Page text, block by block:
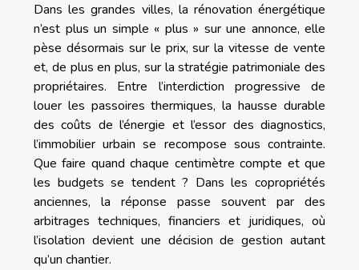
Dans les grandes villes, la rénovation énergétique
n’est plus un simple « plus » sur une annonce, elle
pèse désormais sur le prix, sur la vitesse de vente
et, de plus en plus, sur la stratégie patrimoniale des
propriétaires. Entre l’interdiction progressive de
louer les passoires thermiques, la hausse durable
des coûts de l’énergie et l’essor des diagnostics,
l’immobilier urbain se recompose sous contrainte.
Que faire quand chaque centimètre compte et que
les budgets se tendent ? Dans les copropriétés
anciennes, la réponse passe souvent par des
arbitrages techniques, financiers et juridiques, où
l’isolation devient une décision de gestion autant
qu’un chantier.